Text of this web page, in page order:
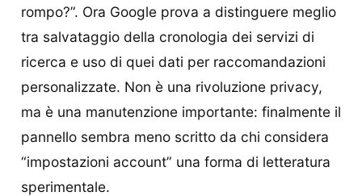
rompo?”. Ora Google prova a distinguere meglio
tra salvataggio della cronologia dei servizi di
ricerca e uso di quei dati per raccomandazioni
personalizzate. Non è una rivoluzione privacy,
ma è una manutenzione importante: finalmente il
pannello sembra meno scritto da chi considera
“impostazioni account” una forma di letteratura
sperimentale.